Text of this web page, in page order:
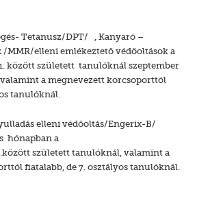
Tetanusz/DPT/ , Kanyaró –
MMR/elleni emlékeztető védőoltások a
között született tanulóknál szeptember
a megnevezett korcsoporttól
tanulóknál.
elleni védőoltás/Engerix-B/
hónapban a
született tanulóknál, valamint a
fiatalabb, de 7. osztályos tanulóknál.